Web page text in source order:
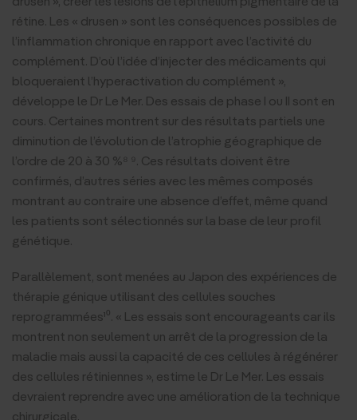
rétine. Les « drusen » sont les conséquences possibles de
l’inflammation chronique en rapport avec l’activité du
complément. D’où l’idée d’injecter des médicaments qui
bloqueraient l’hyperactivation du complément »,
développe le Dr Le Mer. Des essais de phase I ou II sont en
cours. Certaines montrent sur des résultats partiels une
diminution de l’évolution de l’atrophie géographique de
l’ordre de 20 à 30 %⁸ ⁹. Ces résultats doivent être
confirmés, d’autres séries avec les mêmes composés
montrant au contraire une absence d’effet, même quand
les patients sont sélectionnés sur la base de leur profil
génétique.
Parallèlement, sont menées au Japon des expériences de
thérapie génique utilisant des cellules souches
reprogrammées¹⁰. « Les essais sont encourageants car ils
montrent non seulement un arrêt de la progression de la
maladie mais aussi la capacité de ces cellules à régénérer
des cellules rétiniennes », estime le Dr Le Mer. Les essais
devraient reprendre avec une amélioration de la technique
chirurgicale.